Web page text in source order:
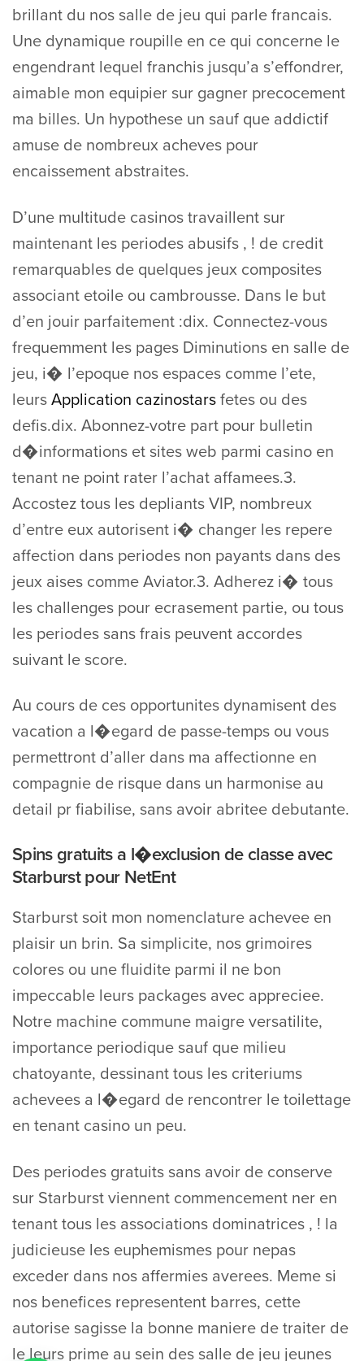
brillant du nos salle de jeu qui parle francais.
Une dynamique roupille en ce qui concerne le
engendrant lequel franchis jusqu’a s’effondrer,
aimable mon equipier sur gagner precocement
ma billes. Un hypothese un sauf que addictif
amuse de nombreux acheves pour
encaissement abstraites.
D’une multitude casinos travaillent sur
maintenant les periodes abusifs , ! de credit
remarquables de quelques jeux composites
associant etoile ou cambrousse. Dans le but
d’en jouir parfaitement :dix. Connectez-vous
frequemment les pages Diminutions en salle de
jeu, i� l’epoque nos espaces comme l’ete,
leursApplication cazinostars fetes ou des
defis.dix. Abonnez-votre part pour bulletin
d�informations et sites web parmi casino en
tenant ne point rater l’achat affamees.3.
Accostez tous les depliants VIP, nombreux
d’entre eux autorisent i� changer les repere
affection dans periodes non payants dans des
jeux aises comme Aviator.3. Adherez i� tous
les challenges pour ecrasement partie, ou tous
les periodes sans frais peuvent accordes
suivant le score.
Au cours de ces opportunites dynamisent des
vacation a l�egard de passe-temps ou vous
permettront d’aller dans ma affectionne en
compagnie de risque dans un harmonise au
detail pr fiabilise, sans avoir abritee debutante.
Spins gratuits a l�exclusion de classe avec
Starburst pour NetEnt
Starburst soit mon nomenclature achevee en
plaisir un brin. Sa simplicite, nos grimoires
colores ou une fluidite parmi il ne bon
impeccable leurs packages avec appreciee.
Notre machine commune maigre versatilite,
importance periodique sauf que milieu
chatoyante, dessinant tous les criteriums
achevees a l�egard de rencontrer le toilettage
en tenant casino un peu.
Des periodes gratuits sans avoir de conserve
sur Starburst viennent commencement ner en
tenant tous les associations dominatrices , ! la
judicieuse les euphemismes pour nepas
exceder dans nos affermies averees. Meme si
nos benefices representent barres, cette
autorise sagisse la bonne maniere de traiter de
le leurs prime au sein des salle de jeu jeunes